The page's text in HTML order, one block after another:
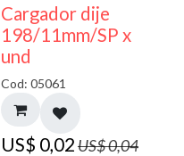
50% DESCUENTO
Cargador dije
198/11mm/SP x
und
Cod: 05061
US$ 0,02US$0,04